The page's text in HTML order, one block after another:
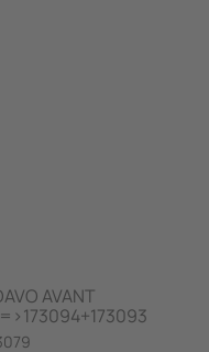
AVANT